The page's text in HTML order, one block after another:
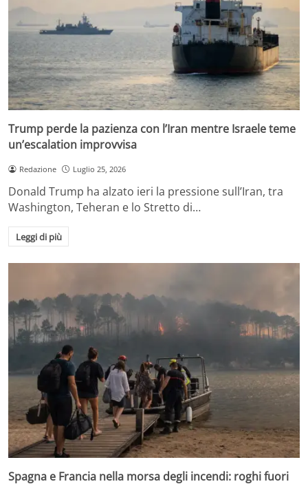
Trump perde la pazienza con l’Iran mentre Israele teme
un’escalation improvvisa
Redazione Luglio 25, 2026
Donald Trump ha alzato ieri la pressione sull’Iran, tra
Washington, Teheran e lo Stretto di…
Leggi di più
Spagna e Francia nella morsa degli incendi: roghi fuori